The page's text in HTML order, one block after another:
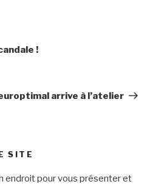
!
arrive à l’atelier
SITE
endroit pour vous présenter et